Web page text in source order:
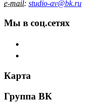
e-mail: studio-av@bk.ru
Мы в соц.сетях
Карта
Группа ВК